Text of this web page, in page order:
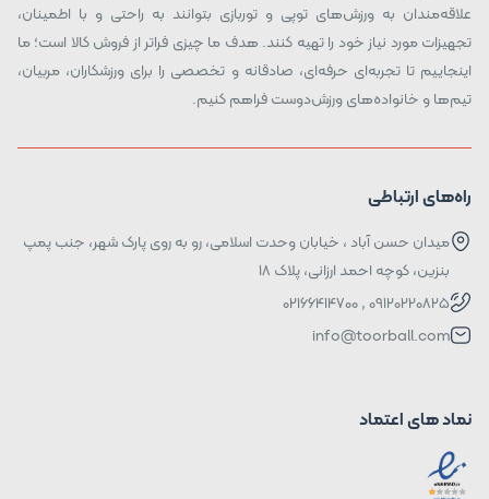
علاقه‌مندان به ورزش‌های توپی و توربازی بتوانند به راحتی و با اطمینان،
تجهیزات مورد نیاز خود را تهیه کنند. هدف ما چیزی فراتر از فروش کالا است؛ ما
اینجاییم تا تجربه‌ای حرفه‌ای، صادقانه و تخصصی را برای ورزشکاران، مربیان،
تیم‌ها و خانواده‌های ورزش‌دوست فراهم کنیم.
راه‌های ارتباطی
میدان حسن آباد ، خیابان وحدت اسلامی، رو به روی پارک شهر، جنب پمپ
بنزین، کوچه احمد ارزانی، پلاک ۱۸
09120220825 , 02166414700
info@toorball.com
نماد های اعتماد